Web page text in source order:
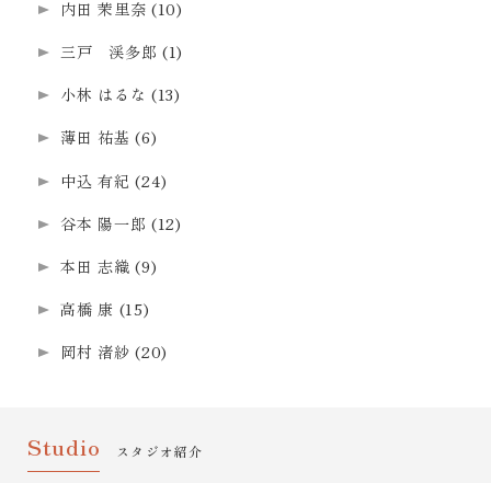
内田 茉里奈 (10)
三戸 渓多郎 (1)
小林 はるな (13)
薄田 祐基 (6)
中込 有紀 (24)
谷本 陽一郎 (12)
本田 志織 (9)
高橋 康 (15)
岡村 渚紗 (20)
Studio スタジオ紹介